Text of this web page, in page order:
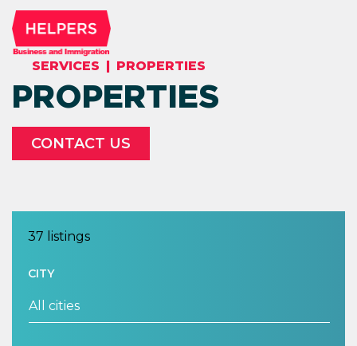
SERVICES | PROPERTIES
PROPERTIES
CONTACT US
37 listings
CITY